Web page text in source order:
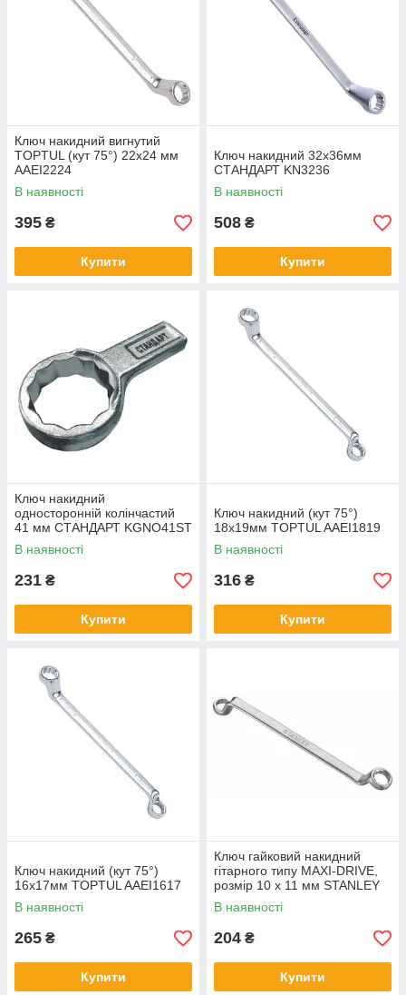
Ключ накидний вигнутий
TOPTUL (кут 75°) 22х24 мм
AAEI2224
В наявності
395 ₴
Купити
Ключ накидний 32х36мм
СТАНДАРТ KN3236
В наявності
508 ₴
Купити
Ключ накидний
односторонній колінчастий
41 мм СТАНДАРТ KGNO41ST
В наявності
231 ₴
Купити
Ключ накидний (кут 75°)
18х19мм TOPTUL AAEI1819
В наявності
316 ₴
Купити
Ключ накидний (кут 75°)
16х17мм TOPTUL AAEI1617
В наявності
265 ₴
Купити
Ключ гайковий накидний
гітарного типу MAXI-DRIVE,
розмір 10 х 11 мм STANLEY
1-13-323
В наявності
204 ₴
Купити